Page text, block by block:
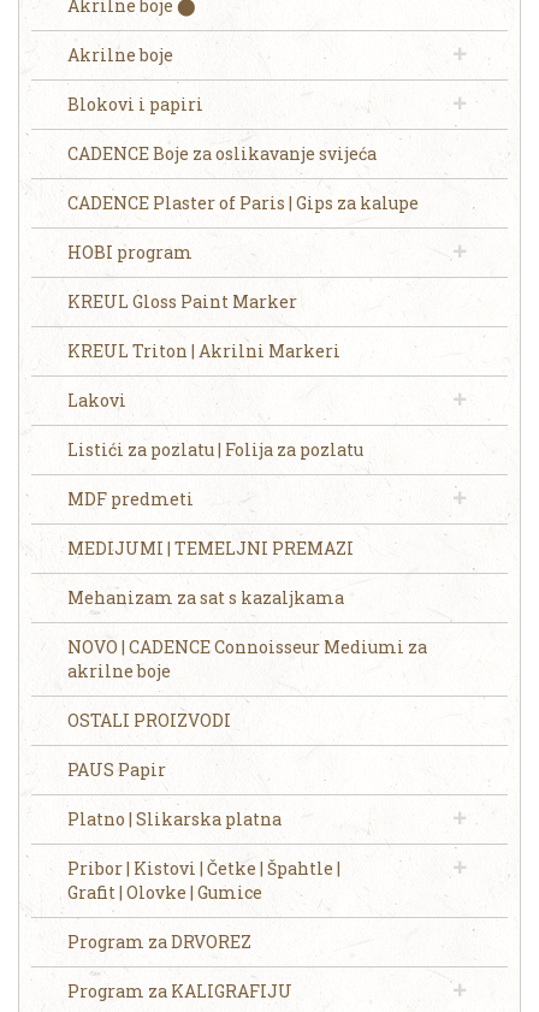
Akrilne boje ⬤
Akrilne boje
Blokovi i papiri
CADENCE Boje za oslikavanje svijeća
CADENCE Plaster of Paris | Gips za kalupe
HOBI program
KREUL Gloss Paint Marker
KREUL Triton | Akrilni Markeri
Lakovi
Listići za pozlatu | Folija za pozlatu
MDF predmeti
MEDIJUMI | TEMELJNI PREMAZI
Mehanizam za sat s kazaljkama
NOVO | CADENCE Connoisseur Mediumi za
akrilne boje
OSTALI PROIZVODI
PAUS Papir
Platno | Slikarska platna
Pribor | Kistovi | Četke | Špahtle |
Grafit | Olovke | Gumice
Program za DRVOREZ
Program za KALIGRAFIJU